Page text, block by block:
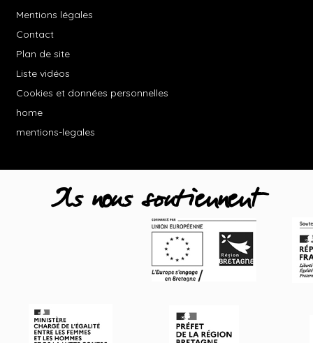
Mentions légales
Contact
Plan de site
Liste vidéos
Cookies et données personnelles
home
mentions-legales
Ils nous soutiennent